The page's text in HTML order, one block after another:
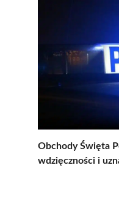
Obchody Święta
wdzięczności i